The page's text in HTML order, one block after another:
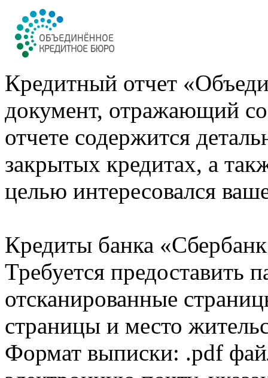
Кредитный отчет
документ, отражающий
отчете содержится
закрытых кредитах, а
целью интересовался
Кредиты банка
Требуется предоставить
отсканированные
страницы и место
Формат выписки: .pdf